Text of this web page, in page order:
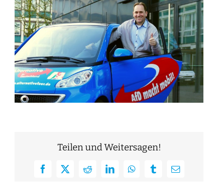
Teilen und Weitersagen!
Facebook
X RedditLinkedInWhatsAppTumblrE-